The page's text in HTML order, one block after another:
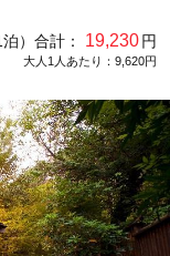
泊）合計： 19,230円
大人1人あたり：9,620円